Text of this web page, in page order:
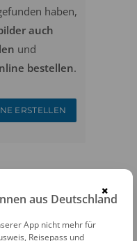
haben,
auch
und
bestellen.
ERSTELLEN
×
aus Deutschland
App nicht mehr für
Reisepass und